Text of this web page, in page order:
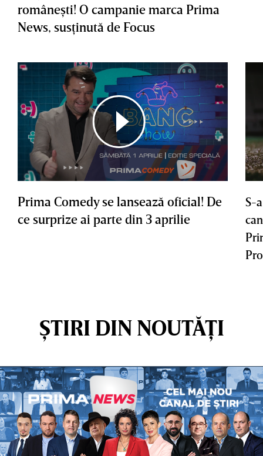
româneşti! O campanie marca Prima
News, susţinută de Focus
Prima Comedy se lansează oficial! De
ce surprize ai parte din 3 aprilie
S-
ȘTIRI DIN NOUTĂȚI